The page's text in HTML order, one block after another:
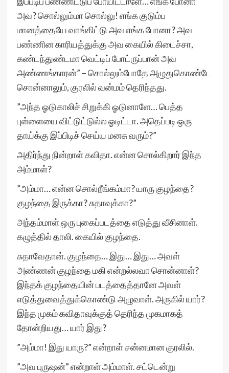
அவ? சொல்லும்மா சொல்லு! எங்க குடும்ப
மானத்தையே வாங்கிட்டு அவ எங்க போனா? அவ
பண்ணின காரியத்துக்கு அவ கையில் கிடைச்சா,
கண்டந்துண்டமா வெட்டிப் போட்ருப்பான் அவ
அண்ணங்காரன்” – சொல்லும்போதே அழுதுகொண்டே
சொன்னாலும், குரலில் வன்மம் தெரிந்தது.
”அந்த ஓடுகாலிச் சிறுக்கி ஓடுனாளே… பெத்த
புள்ளையை விட்டுட்டுல்ல ஓடிட்டா. அதெப்படி ஒரு
தாய்க்கு இப்பிடிச் செய்ய மனசு வரும்?”
அதிர்ந்து நின்றாள் கவிதா. என்ன சொல்கிறார் இந்த
அம்மாள்?
”அம்மா… என்ன சொல்றீங்கம்மா? யாரு குழந்தை?
குழந்தை இருக்கா? சுதாவுக்கா?”
அந்தம்மாள் ஒரு புகைப்படத்தை எடுத்து வீசினாள்.
கழுத்தில் தாலி. கையில் குழந்தை.
சுதாவேதான். குழந்தை… இது… இது… அவள்
அண்ணன் குழந்தை மகி என்றல்லவா சொன்னாள்?
இந்தக் குழந்தையின் படத்தைத்தானே அவள்
எடுத்துவைத்துக்கொண்டு அழுவாள். அருகில் யார்?
இந்த முகம் கவிதாவுக்குத் தெரிந்த முகமாகத்
தோன்றியது… யார் இது?
”அம்மா! இது யாரு?” என்றாள் சன்னமான குரலில்.
”அவ புருஷன்” என்றாள் அம்மாள். சட்டென்று